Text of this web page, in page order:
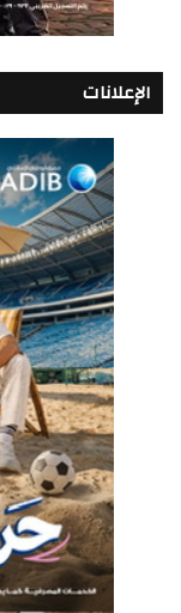
الإعلانات